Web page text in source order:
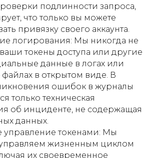
подлинности запроса,
что только вы можете
привязку своего аккаунта.
логирования: Мы никогда не
токены доступа или другие
данные в логах или
в открытом виде. В
ошибок в журналы
только техническая
об инциденте, не содержащая
данных.
управление токенами: Мы
жизненным циклом
их своевременное